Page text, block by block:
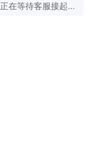
正在等待客服接起...